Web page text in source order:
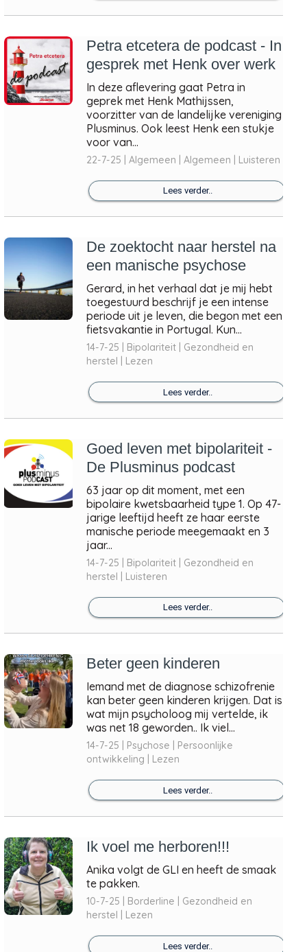
Petra etcetera de podcast - In
gesprek met Henk over werk
In deze aflevering gaat Petra in
geprek met Henk Mathijssen,
voorzitter van de landelijke vereniging
Plusminus. Ook leest Henk een stukje
voor van...
22-7-25 | Algemeen | Algemeen | Luisteren
Lees verder..
De zoektocht naar herstel na
een manische psychose
Gerard, in het verhaal dat je mij hebt
toegestuurd beschrijf je een intense
periode uit je leven, die begon met een
fietsvakantie in Portugal. Kun...
14-7-25 | Bipolariteit | Gezondheid en
herstel | Lezen
Lees verder..
Goed leven met bipolariteit -
De Plusminus podcast
63 jaar op dit moment, met een
bipolaire kwetsbaarheid type 1. Op 47-
jarige leeftijd heeft ze haar eerste
manische periode meegemaakt en 3
jaar...
14-7-25 | Bipolariteit | Gezondheid en
herstel | Luisteren
Lees verder..
Beter geen kinderen
Iemand met de diagnose schizofrenie
kan beter geen kinderen krijgen. Dat is
wat mijn psycholoog mij vertelde, ik
was net 18 geworden.. Ik viel...
14-7-25 | Psychose | Persoonlijke
ontwikkeling | Lezen
Lees verder..
Ik voel me herboren!!!
Anika volgt de GLI en heeft de smaak
te pakken.
10-7-25 | Borderline | Gezondheid en
herstel | Lezen
Lees verder..